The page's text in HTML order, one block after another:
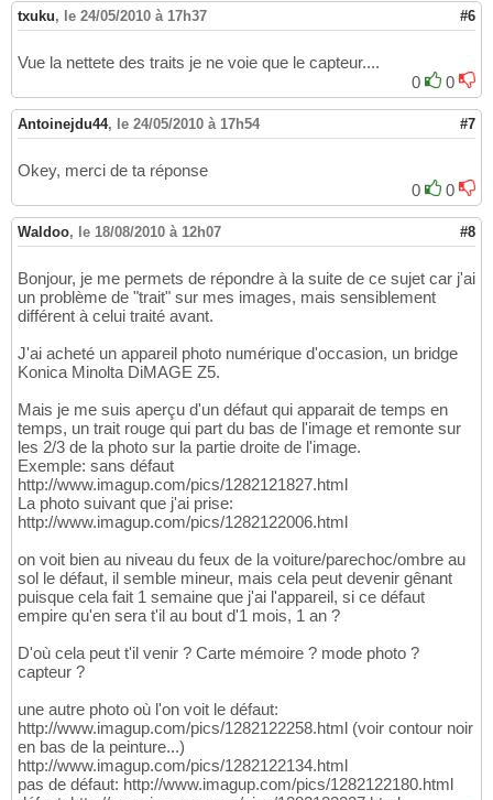
txuku, le 24/05/2010 à 17h37 #6
Vue la nettete des traits je ne voie que le capteur....
0
0
Antoinejdu44, le 24/05/2010 à 17h54 #7
Okey, merci de ta réponse
0
0
Waldoo, le 18/08/2010 à 12h07 #8
Bonjour, je me permets de répondre à la suite de ce sujet car j'ai
un problème de "trait" sur mes images, mais sensiblement
différent à celui traité avant.
J'ai acheté un appareil photo numérique d'occasion, un bridge
Konica Minolta DiMAGE Z5.
Mais je me suis aperçu d'un défaut qui apparait de temps en
temps, un trait rouge qui part du bas de l'image et remonte sur
les 2/3 de la photo sur la partie droite de l'image.
Exemple: sans défaut
http://www.imagup.com/pics/1282121827.html
La photo suivant que j'ai prise:
http://www.imagup.com/pics/1282122006.html
on voit bien au niveau du feux de la voiture/parechoc/ombre au
sol le défaut, il semble mineur, mais cela peut devenir gênant
puisque cela fait 1 semaine que j'ai l'appareil, si ce défaut
empire qu'en sera t'il au bout d'1 mois, 1 an ?
D'où cela peut t'il venir ? Carte mémoire ? mode photo ?
capteur ?
une autre photo où l'on voit le défaut:
http://www.imagup.com/pics/1282122258.html (voir contour noir
en bas de la peinture...)
http://www.imagup.com/pics/1282122134.html
pas de défaut: http://www.imagup.com/pics/1282122180.html